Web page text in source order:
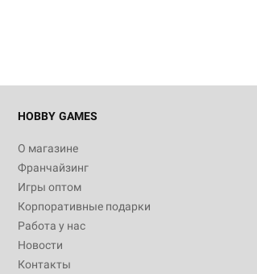
HOBBY GAMES
О магазине
Франчайзинг
Игры оптом
Корпоративные подарки
Работа у нас
Новости
Контакты
Белая смерть
12 990
Настольная игра Hobby World Берсерк.
3 490